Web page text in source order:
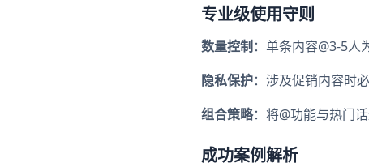
专业级使用守则
数量控制 ：单条内容@3-5人
隐私保护：涉及促销内容时
组合策略：将@功能与热门
成功案例解析